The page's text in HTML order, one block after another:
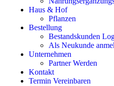
Haus & Hof
Pflanzen
Bestellung
Bestandskunden
Als Neukunde
Unternehmen
Partner Werden
Kontakt
Termin Vereinbaren